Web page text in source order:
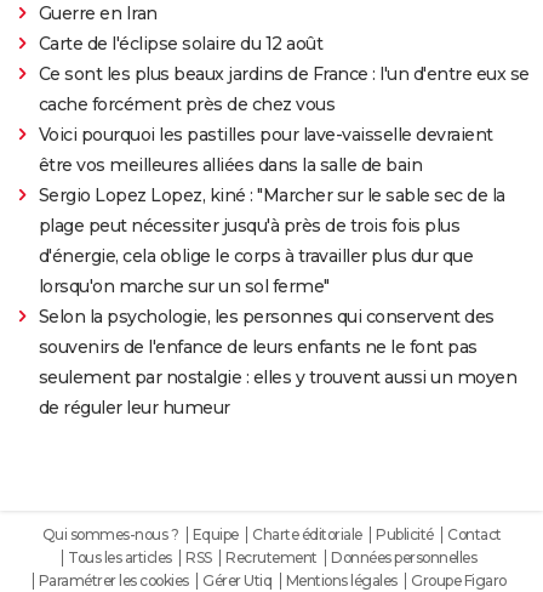
Guerre en Iran
Carte de l'éclipse solaire du 12 août
Ce sont les plus beaux jardins de France : l'un d'entre eux se
cache forcément près de chez vous
Voici pourquoi les pastilles pour lave-vaisselle devraient
être vos meilleures alliées dans la salle de bain
Sergio Lopez Lopez, kiné : "Marcher sur le sable sec de la
plage peut nécessiter jusqu'à près de trois fois plus
d'énergie, cela oblige le corps à travailler plus dur que
lorsqu'on marche sur un sol ferme"
Selon la psychologie, les personnes qui conservent des
souvenirs de l'enfance de leurs enfants ne le font pas
seulement par nostalgie : elles y trouvent aussi un moyen
de réguler leur humeur
Qui sommes-nous ? Equipe Charte éditoriale Publicité
Contact
Tous les articles
RSS Recrutement
Données personnelles
Paramétrer les cookies
Gérer Utiq Mentions légales Groupe Figaro